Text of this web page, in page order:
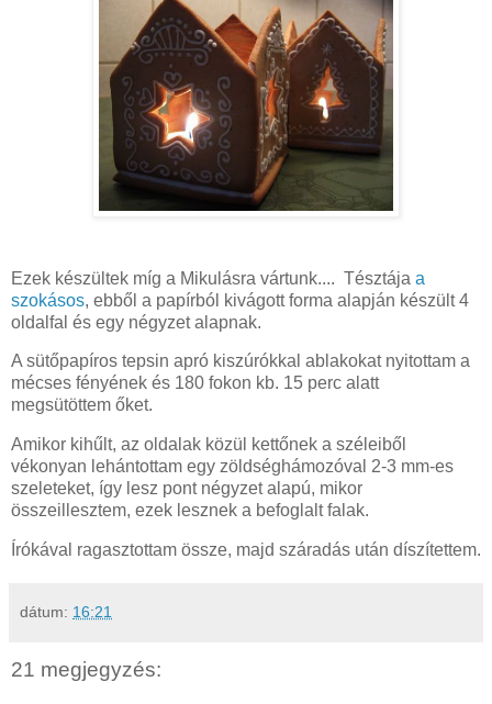
Ezek készültek míg a Mikulásra vártunk.... Tésztája a
szokásos, ebből a papírból kivágott forma alapján készült 4
oldalfal és egy négyzet alapnak.
A sütőpapíros tepsin apró kiszúrókkal ablakokat nyitottam a
mécses fényének és 180 fokon kb. 15 perc alatt
megsütöttem őket.
Amikor kihűlt, az oldalak közül kettőnek a széleiből
vékonyan lehántottam egy zöldséghámozóval 2-3 mm-es
szeleteket, így lesz pont négyzet alapú, mikor
összeillesztem, ezek lesznek a befoglalt falak.
Írókával ragasztottam össze, majd száradás után díszítettem.
dátum: 16:21
21 megjegyzés: